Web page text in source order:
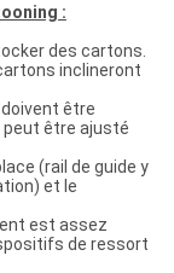
:
des cartons.
inclineront
être
être ajusté
(rail de guide y
et le
est assez
de ressort